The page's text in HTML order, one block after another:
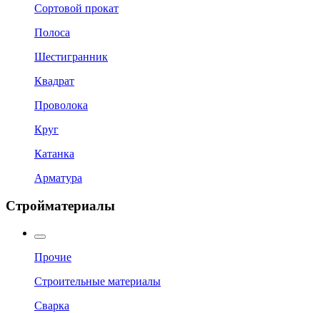
Сортовой прокат
Полоса
Шестигранник
Квадрат
Проволока
Круг
Катанка
Арматура
Стройматериалы
Прочие
Строительные материалы
Сварка